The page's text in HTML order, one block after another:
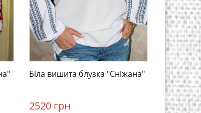
Біла вишита блузка "Сніжана"
2520 грн
Біла
"Селена"
3060